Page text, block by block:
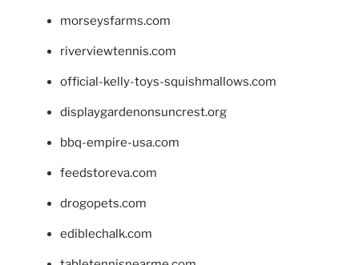
morseysfarms.com
riverviewtennis.com
official-kelly-toys-squishmallows.com
displaygardenonsuncrest.org
bbq-empire-usa.com
feedstoreva.com
drogopets.com
ediblechalk.com